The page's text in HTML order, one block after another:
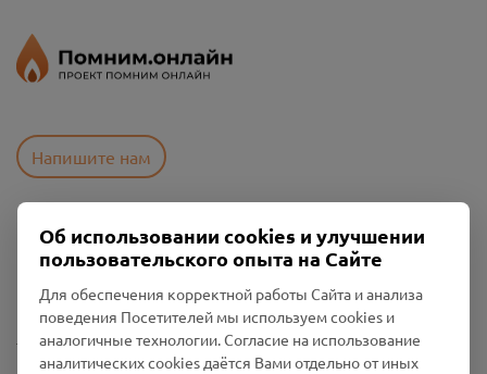
Напишите нам
Пользовательское соглашение
Политика конфиденциальности
Промо-материалы
Настройки cookies
Об использовании cookies и улучшении
пользовательского опыта на Сайте
Для обеспечения корректной работы Сайта и анализа
поведения Посетителей мы используем cookies и
аналогичные технологии. Согласие на использование
аналитических cookies даётся Вами отдельно от иных